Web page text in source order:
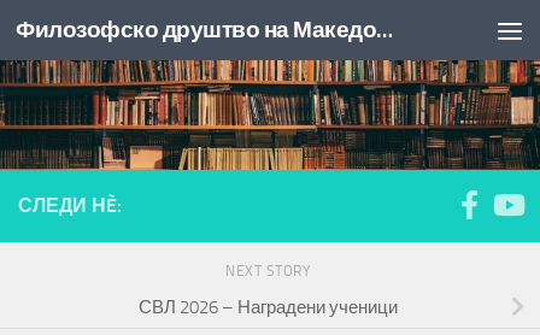
Skip to content Филозофско друштво на Македонија
СЛЕДИ НÈ:
NEXT STORY
СВЛ 2026 – Наградени ученици